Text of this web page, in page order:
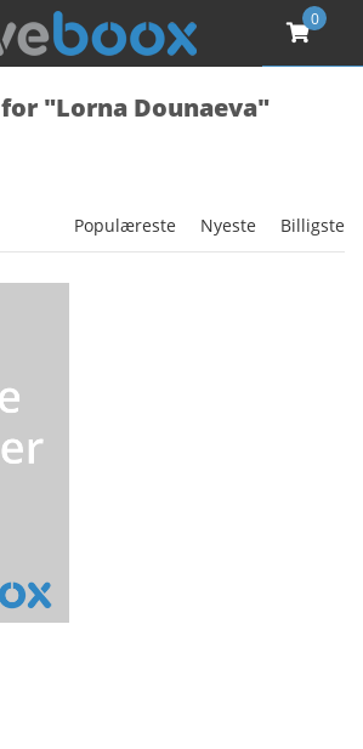
0
"Lorna Dounaeva"
Populæreste Nyeste Billigste